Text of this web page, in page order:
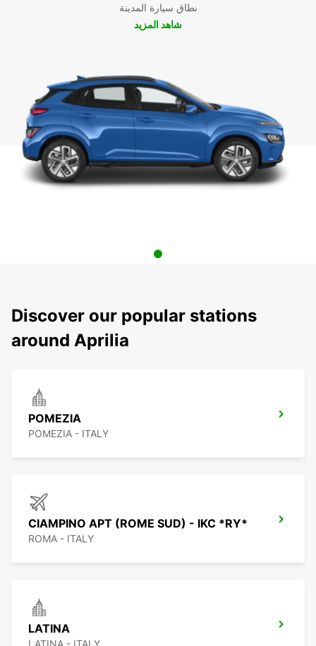
نطاق سيارة المدينة
شاهد المزيد
Discover our popular stations
around Aprilia
POMEZIA
POMEZIA - ITALY
CIAMPINO APT (ROME SUD) - IKC *RY*
ROMA - ITALY
LATINA